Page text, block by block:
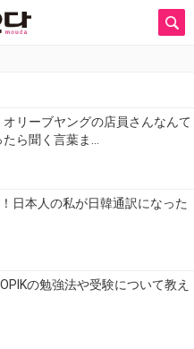
オリーブヤングの店員さんなんて
ら聞く言葉ま…
日本人の私が日韓通訳になった
の勉強法や受験について教え